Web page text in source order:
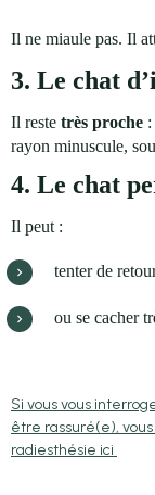
Il ne miaule pas. Il
3. Le chat
Il reste très proche
rayon minuscule,
4. Le chat
Il peut :
tenter de
ou se cacher
Si vous vous
être rassuré(e),
radiesthésie ici